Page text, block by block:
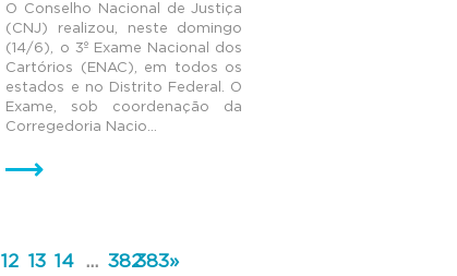
O Conselho Nacional de Justiça
(CNJ) realizou, neste domingo
(14/6), o 3º Exame Nacional dos
Cartórios (ENAC), em todos os
estados e no Distrito Federal. O
Exame, sob coordenação da
Corregedoria Nacio...
12 13 14 ... 382383»